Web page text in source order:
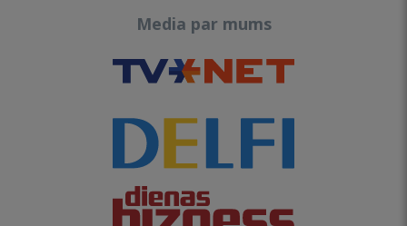
Media par mums